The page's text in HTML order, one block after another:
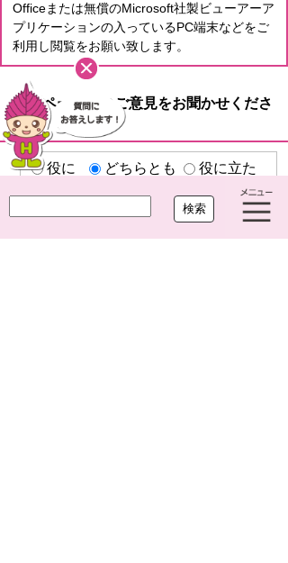
Officeまたは無償のMicrosoft社製ビューアーア
プリケーションの入っているPC端末などをご
利用し閲覧をお願い致します。
このページへのご意見をお聞かせくださ
い。
役に
どちらとも
役に立た